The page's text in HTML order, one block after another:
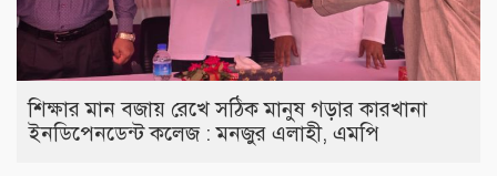
শিক্ষার মান বজায় রেখে সঠিক মানুষ গড়ার কারখানা
ইনডিপেনডেন্ট কলেজ : মনজুর এলাহী, এমপি